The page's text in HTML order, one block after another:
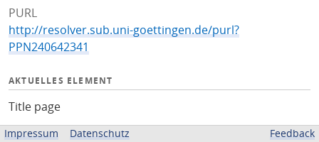
PURL
http://resolver.sub.uni-goettingen.de/purl?
PPN240642341
AKTUELLES ELEMENT
Title page
Sprache
Impressum Datenschutz Feedback